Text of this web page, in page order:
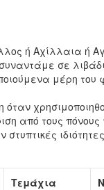
ή Αχίλλαια ή
σε
μέρη
από τους
Τεμάχια